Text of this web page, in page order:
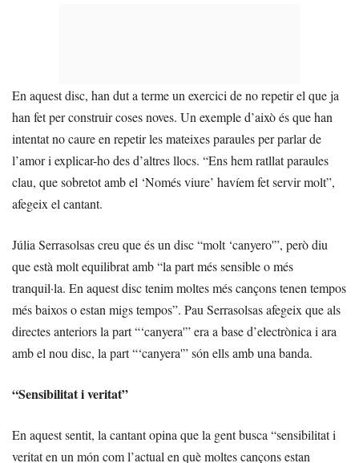
En aquest disc, han dut a terme un exercici de no repetir el que ja
han fet per construir coses noves. Un exemple d’això és que han
intentat no caure en repetir les mateixes paraules per parlar de
l’amor i explicar-ho des d’altres llocs. “Ens hem ratllat paraules
clau, que sobretot amb el ‘Només viure’ havíem fet servir molt”,
afegeix el cantant.
Júlia Serrasolsas creu que és un disc “molt ‘canyero'”, però diu
que està molt equilibrat amb “la part més sensible o més
tranquil·la. En aquest disc tenim moltes més cançons tenen tempos
més baixos o estan migs tempos”. Pau Serrasolsas afegeix que als
directes anteriors la part “‘canyera'” era a base d’electrònica i ara
amb el nou disc, la part “‘canyera'” són ells amb una banda.
“Sensibilitat i veritat”
En aquest sentit, la cantant opina que la gent busca “sensibilitat i
veritat en un món com l’actual en què moltes cançons estan